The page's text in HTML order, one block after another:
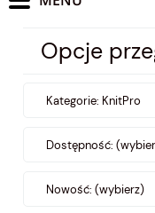
Opcje
Kategorie: KnitPro
Dostępność:
Nowość: (wybierz)